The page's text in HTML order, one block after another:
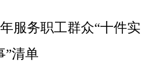
服务职工群众“十件实
”清单